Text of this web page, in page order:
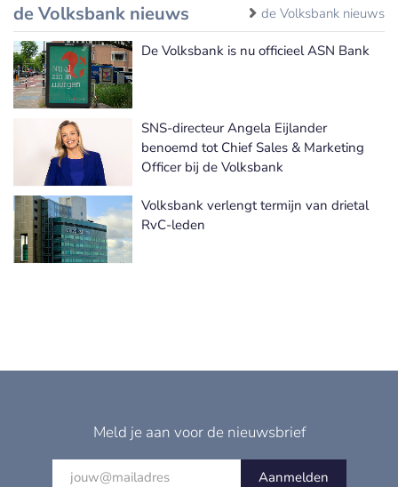
de Volksbank nieuws de Volksbank nieuws
De Volksbank is nu officieel ASN Bank
SNS-directeur Angela Eijlander
benoemd tot Chief Sales & Marketing
Officer bij de Volksbank
Volksbank verlengt termijn van drietal
RvC-leden
Meld je aan voor de nieuwsbrief
Aanmelden